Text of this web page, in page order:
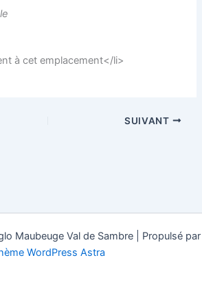
à cet emplacement</li>
SUIVANT
Maubeuge Val de Sambre | Propulsé par
WordPress Astra